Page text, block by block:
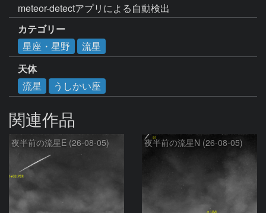
meteor-detectアプリによる自動検出
カテゴリー
星座・星野
流星
天体
流星
うしかい座
関連作品
夜半前の流星E (26-08-05) 夜半前の流星N (26-08-05)